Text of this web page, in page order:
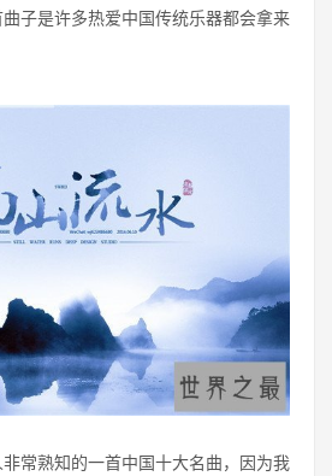
子是许多热爱中国传统乐器都会拿来
非常熟知的一首中国十大名曲，因为我